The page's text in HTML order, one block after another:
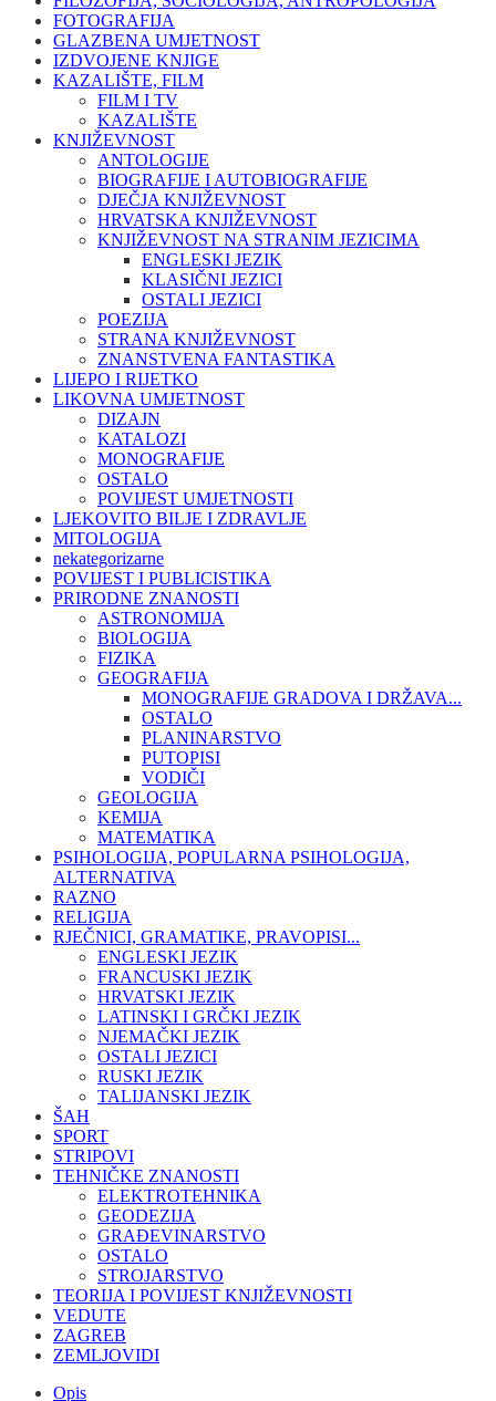
FOTOGRAFIJA
GLAZBENA UMJETNOST
IZDVOJENE KNJIGE
KAZALIŠTE, FILM
FILM I TV
KAZALIŠTE
KNJIŽEVNOST
ANTOLOGIJE
BIOGRAFIJE I AUTOBIOGRAFIJE
DJEČJA KNJIŽEVNOST
HRVATSKA KNJIŽEVNOST
KNJIŽEVNOST NA STRANIM JEZICIMA
ENGLESKI JEZIK
KLASIČNI JEZICI
OSTALI JEZICI
POEZIJA
STRANA KNJIŽEVNOST
ZNANSTVENA FANTASTIKA
LIJEPO I RIJETKO
LIKOVNA UMJETNOST
DIZAJN
KATALOZI
MONOGRAFIJE
OSTALO
POVIJEST UMJETNOSTI
LJEKOVITO BILJE I ZDRAVLJE
MITOLOGIJA
nekategorizarne
POVIJEST I PUBLICISTIKA
PRIRODNE ZNANOSTI
ASTRONOMIJA
BIOLOGIJA
FIZIKA
GEOGRAFIJA
MONOGRAFIJE GRADOVA I DRŽAVA...
OSTALO
PLANINARSTVO
PUTOPISI
VODIČI
GEOLOGIJA
KEMIJA
MATEMATIKA
PSIHOLOGIJA, POPULARNA PSIHOLOGIJA,
ALTERNATIVA
RAZNO
RELIGIJA
RJEČNICI, GRAMATIKE, PRAVOPISI...
ENGLESKI JEZIK
FRANCUSKI JEZIK
HRVATSKI JEZIK
LATINSKI I GRČKI JEZIK
NJEMAČKI JEZIK
OSTALI JEZICI
RUSKI JEZIK
TALIJANSKI JEZIK
ŠAH
SPORT
STRIPOVI
TEHNIČKE ZNANOSTI
ELEKTROTEHNIKA
GEODEZIJA
GRAĐEVINARSTVO
OSTALO
STROJARSTVO
TEORIJA I POVIJEST KNJIŽEVNOSTI
VEDUTE
ZAGREB
ZEMLJOVIDI
Opis